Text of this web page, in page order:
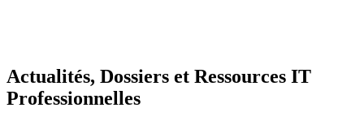
Actualités, Dossiers et Ressources IT
Professionnelles